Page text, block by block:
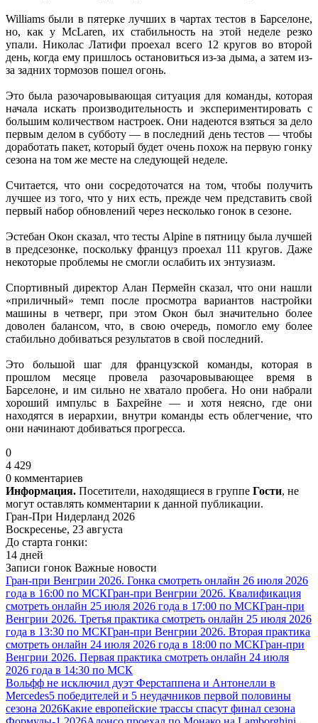
Williams были в пятерке лучших в чартах тестов в Барселоне,
но, как у McLaren, их стабильность на этой неделе резко
упали. Николас Латифи проехал всего 12 кругов во второй
день, когда ему пришлось остановиться из-за дыма, а затем из-
за задних тормозов пошел огонь.
Это была разочаровывающая ситуация для команды, которая
начала искать производительность и экспериментировать с
большим количеством настроек. Они надеются взяться за дело
первым делом в субботу — в последний день тестов — чтобы
доработать пакет, который будет очень похож на первую гонку
сезона на том же месте на следующей неделе.
Считается, что они сосредоточатся на том, чтобы получить
лучшее из того, что у них есть, прежде чем представить свой
первый набор обновлений через несколько гонок в сезоне.
Эстебан Окон сказал, что тесты Alpine в пятницу была лучшей
в предсезонке, поскольку француз проехал 111 кругов. Даже
некоторые проблемы не смогли ослабить их энтузиазм.
Спортивный директор Алан Пермейн сказал, что они нашли
«приличный» темп после просмотра вариантов настройки
машины в четверг, при этом Окон был значительно более
доволен балансом, что, в свою очередь, помогло ему более
стабильно добиваться результатов в свой последний.
Это большой шаг для французской команды, которая в
прошлом месяце провела разочаровывающее время в
Барселоне, и им сильно не хватало пробега. Но они набрали
хороший импульс в Бахрейне — и хотя неясно, где они
находятся в иерархии, внутри команды есть облегчение, что
они начинают добиваться прогресса.
0
4 429
0 комментариев
Информация. Посетители, находящиеся в группе Гости, не
могут оставлять комментарии к данной публикации.
Гран-При Нидерланд 2026
Воскресенье, 23 августа
До старта гонки:
14 дней
Записи гонок Важные новости
Гран-при Венгрии 2026. Гонка смотреть онлайн 26 июля 2026
года в 16:00 по МСКГран-при Венгрии 2026. Квалификация
смотреть онлайн 25 июля 2026 года в 17:00 по МСКГран-при
Венгрии 2026. Третья практика смотреть онлайн 25 июля 2026
года в 13:30 по МСКГран-при Венгрии 2026. Вторая практика
смотреть онлайн 24 июля 2026 года в 18:00 по МСКГран-при
Венгрии 2026. Первая практика смотреть онлайн 24 июля
2026 года в 14:30 по МСК
Вольфф не исключил дуэт Ферстаппена и Антонелли в
Mercedes5 победителей и 5 неудачников первой половины
сезона 2026Какие европейские трассы спасут финал сезона